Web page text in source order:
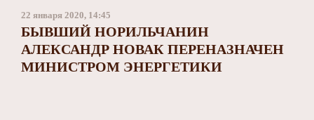
22 января 2020, 14:45
БЫВШИЙ НОРИЛЬЧАНИН
АЛЕКСАНДР НОВАК ПЕРЕНАЗНАЧЕН
МИНИСТРОМ ЭНЕРГЕТИКИ